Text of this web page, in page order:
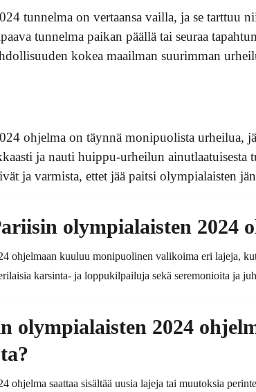
tunnelma on vertaansa vailla, ja se
tunnelma paikan päällä tai seuraa
kokea maailman suurimman
ohjelma on täynnä monipuolista urheilua,
ja nauti huippu-urheilun ainutlaatuisesta
ja varmista, ettet jää paitsi olympialaisten
olympialaisten 2024
ohjelmaan kuuluu monipuolinen valikoima eri lajeja,
karsinta- ja loppukilpailuja sekä seremonioita ja
olympialaisten 2024
ohjelma saattaa sisältää uusia lajeja tai muutoksia